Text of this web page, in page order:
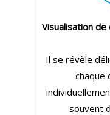
Visualisation
Il se révèle
chaque
souvent